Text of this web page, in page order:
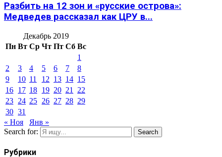
Разбить на 12 зон и «русские острова»:
Медведев рассказал как ЦРУ в...
Декабрь 2019
Пн Вт Ср Чт Пт Сб Вс
1
2
3 4 5 6 7
8
9
10 11 12 13 14 15
16 17 18 19 20 21
22
23 24 25 26 27 28 29
30 31
« Ноя
Янв »
Search for:
Search
Рубрики